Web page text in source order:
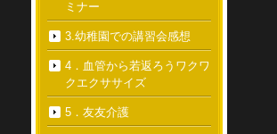
ミナー
3.幼稚園での講習会感想
4．血管から若返ろうワクワ
クエクササイズ
5．友友介護